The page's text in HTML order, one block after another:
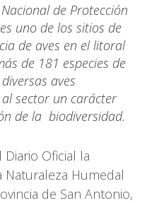
de Protección
uno de los sitios de
de aves en el litoral
de 181 especies de
aves
sector un carácter
de la biodiversidad.
Oficial la
Humedal
de San Antonio,